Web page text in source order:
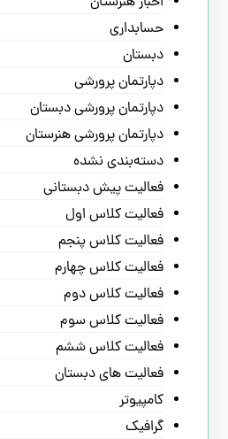
حسابداری
دبستان
دپارتمان پرورشی
دپارتمان پرورشی دبستان
دپارتمان پرورشی هنرستان
دسته‌بندی نشده
فعالیت پیش دبستانی
فعالیت کلاس اول
فعالیت کلاس پنجم
فعالیت کلاس چهارم
فعالیت کلاس دوم
فعالیت کلاس سوم
فعالیت کلاس ششم
فعالیت های دبستان
کامپیوتر
گرافیک